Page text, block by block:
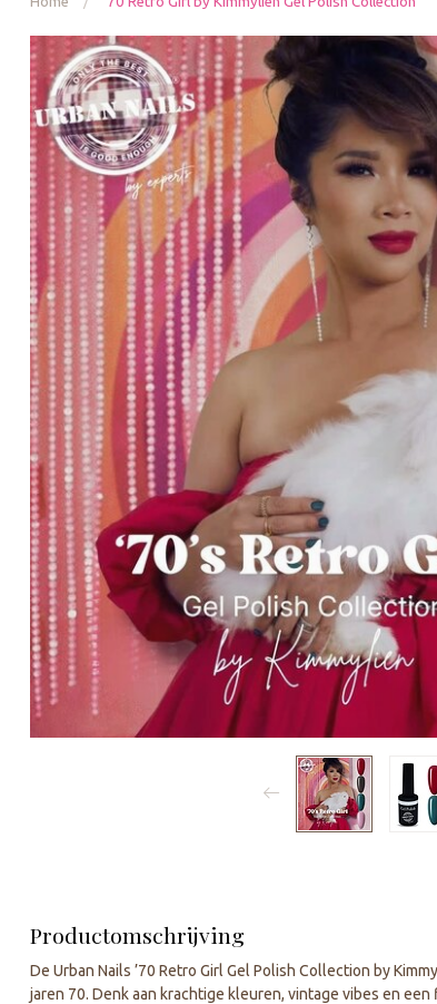
Productomschrijving
De Urban Nails ’70 Retro Girl Gel Polish Collection by
jaren 70. Denk aan krachtige kleuren, vintage vibes en